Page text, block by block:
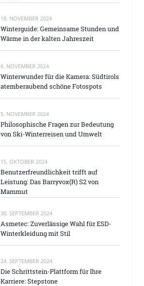
18. NOVEMBER 2024
Winterguide: Gemeinsame Stunden und
Wärme in der kalten Jahreszeit
6. NOVEMBER 2024
Winterwunder für die Kamera: Südtirols
atemberaubend schöne Fotospots
5. NOVEMBER 2024
Philosophische Fragen zur Bedeutung
von Ski-Winterreisen und Umwelt
15. OKTOBER 2024
Benutzerfreundlichkeit trifft auf
Leistung: Das Barryvox(R) S2 von
Mammut
30. SEPTEMBER 2024
Asmetec: Zuverlässige Wahl für ESD-
Winterkleidung mit Stil
24. SEPTEMBER 2024
Die Schrittstein-Plattform für Ihre
Karriere: Stepstone